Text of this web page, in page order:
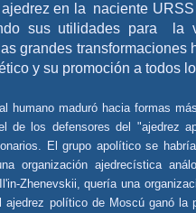
en la naciente
sus utilidades para la
grandes transformaciones
y su promoción a todos
humano maduró hacia formas
de los defensores del "ajedrez
El grupo apolítico se
organización ajedrecística
Zhenevskii, quería una
político de Moscú ganó la